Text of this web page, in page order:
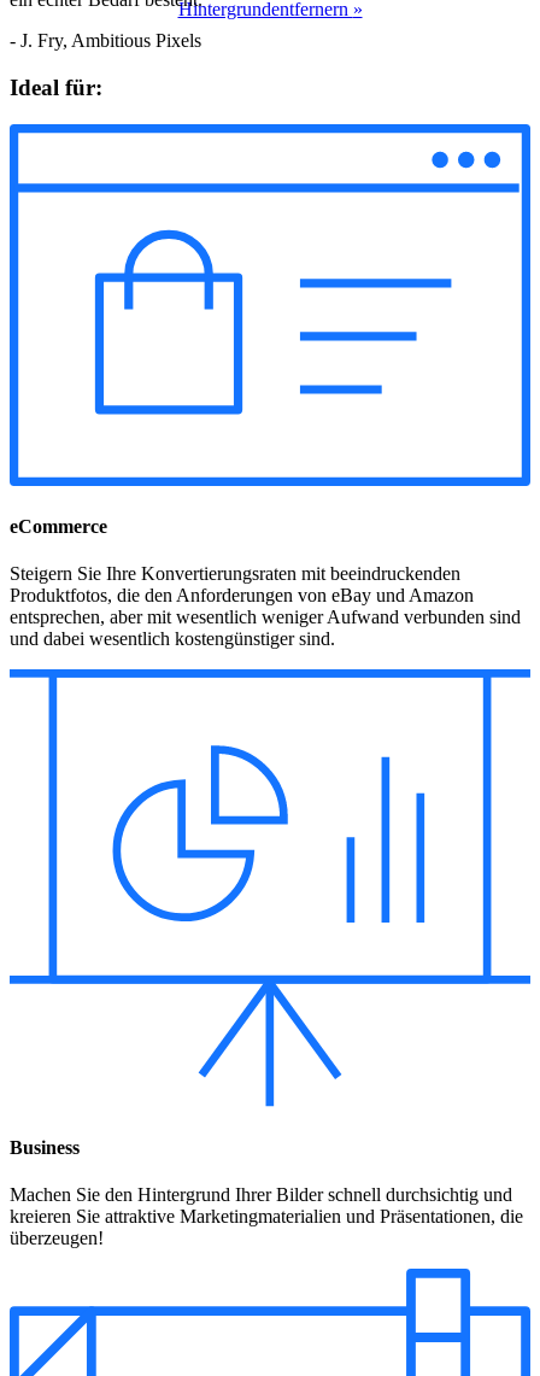
Hintergrundentfernern »
- J. Fry, Ambitious Pixels
Ideal für:
eCommerce
Steigern Sie Ihre Konvertierungsraten mit beeindruckenden
Produktfotos, die den Anforderungen von eBay und Amazon
entsprechen, aber mit wesentlich weniger Aufwand verbunden sind
und dabei wesentlich kostengünstiger sind.
Business
Machen Sie den Hintergrund Ihrer Bilder schnell durchsichtig und
kreieren Sie attraktive Marketingmaterialien und Präsentationen, die
überzeugen!